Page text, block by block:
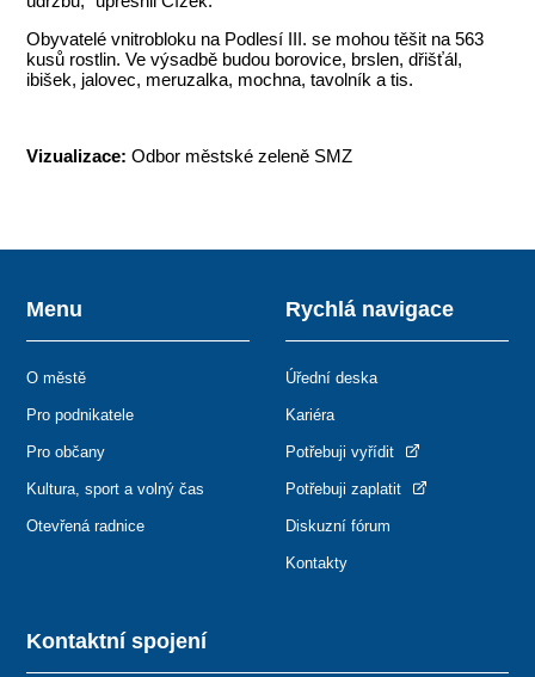
Obyvatelé vnitrobloku na Podlesí III. se mohou těšit na 563
kusů rostlin. Ve výsadbě budou borovice, brslen, dřišťál,
ibišek, jalovec, meruzalka, mochna, tavolník a tis.
Vizualizace: Odbor městské zeleně SMZ
Kontaktní spojení
Menu
O městě
Pro podnikatele
Pro občany
Kultura, sport a volný čas
Otevřená radnice
Rychlá navigace
Úřední deska
Kariéra
Potřebuji vyřídit
Potřebuji zaplatit
Diskuzní fórum
Kontakty